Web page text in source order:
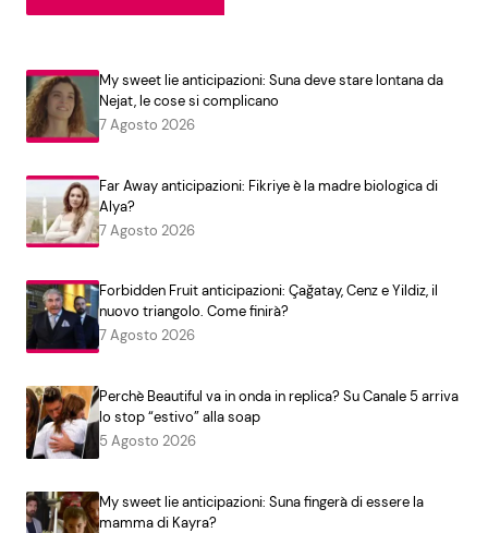
My sweet lie anticipazioni: Suna deve stare lontana da
Nejat, le cose si complicano
7 Agosto 2026
Far Away anticipazioni: Fikriye è la madre biologica di
Alya?
7 Agosto 2026
Forbidden Fruit anticipazioni: Çağatay, Cenz e Yildiz, il
nuovo triangolo. Come finirà?
7 Agosto 2026
Perchè Beautiful va in onda in replica? Su Canale 5 arriva
lo stop “estivo” alla soap
5 Agosto 2026
My sweet lie anticipazioni: Suna fingerà di essere la
mamma di Kayra?